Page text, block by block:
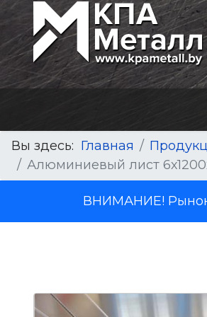
Вы здесь: Главная
Алюминиевый лист
ВНИМАНИЕ! Рынок